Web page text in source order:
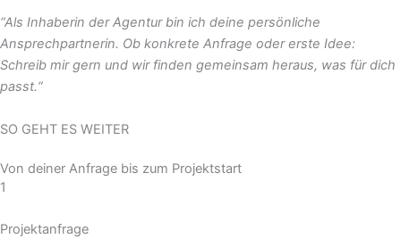
“Als Inhaberin der Agentur bin ich deine persönliche
Ansprechpartnerin. Ob konkrete Anfrage oder erste Idee:
Schreib mir gern und wir finden gemeinsam heraus, was für dich
passt.“
SO GEHT ES WEITER
Von deiner Anfrage bis zum Projektstart
1
Projektanfrage